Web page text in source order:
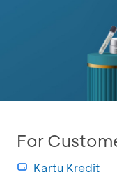
For
Kartu Kredit